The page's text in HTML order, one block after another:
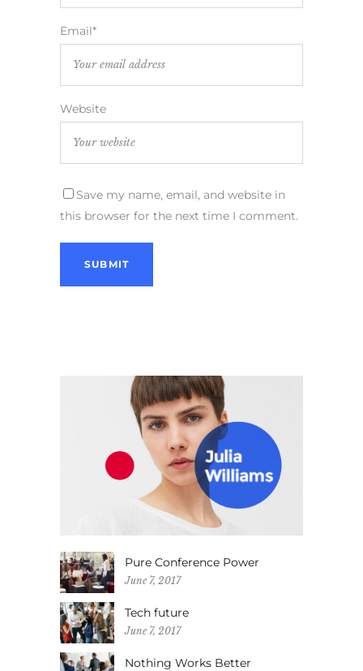
Email*
Website
Save my name, email, and website in
this browser for the next time I comment.
Pure Conference Power
June 7, 2017
Tech future
June 7, 2017
Nothing Works Better